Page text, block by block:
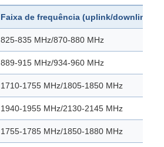
Faixa de frequência (uplink/downlink)
825-835 MHz/870-880 MHz
889-915 MHz/934-960 MHz
1710-1755 MHz/1805-1850 MHz
1940-1955 MHz/2130-2145 MHz
1755-1785 MHz/1850-1880 MHz